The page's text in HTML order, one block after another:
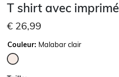
T shirt avec imprimé
€ 26,99
Couleur: Malabar clair